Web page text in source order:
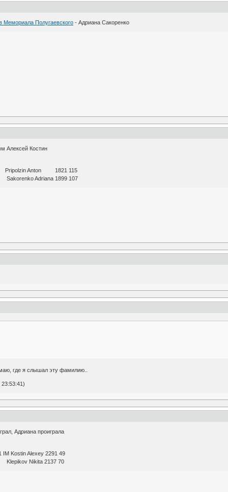
Мемориала Полугаевского - Адриана Сакоренко
Алексей Костин
Anton 1821 115
Adriana 1899 107
где я слышал эту фамилию..
Адриана проиграла
Kostin Alexey 2291 49
Nikita 2137 70